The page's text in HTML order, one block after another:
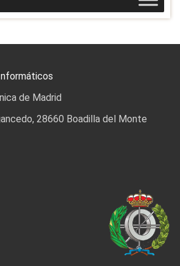
de Madrid
28660 Boadilla del Monte